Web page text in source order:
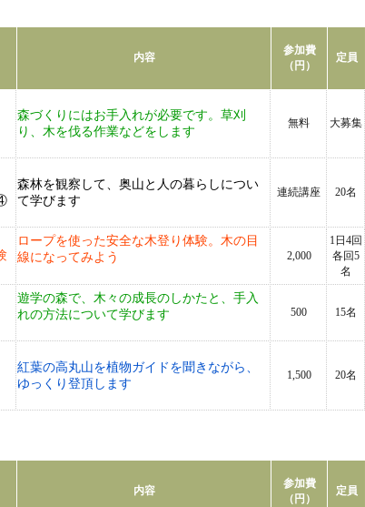
内容
参加費
（円）
定員
森づくりにはお手入れが必要です。草刈
り、木を伐る作業などをします
無料 大募集
森林を観察して、奥山と人の暮らしについ
て学びます
連続講座 20名
ロープを使った安全な木登り体験。木の目
線になってみよう
2,000
1日4回
各回5
名
遊学の森で、木々の成長のしかたと、手入
れの方法について学びます
500 15名
紅葉の高丸山を植物ガイドを聞きながら、
ゆっくり登頂します
1,500 20名
内容
参加費
（円）
定員